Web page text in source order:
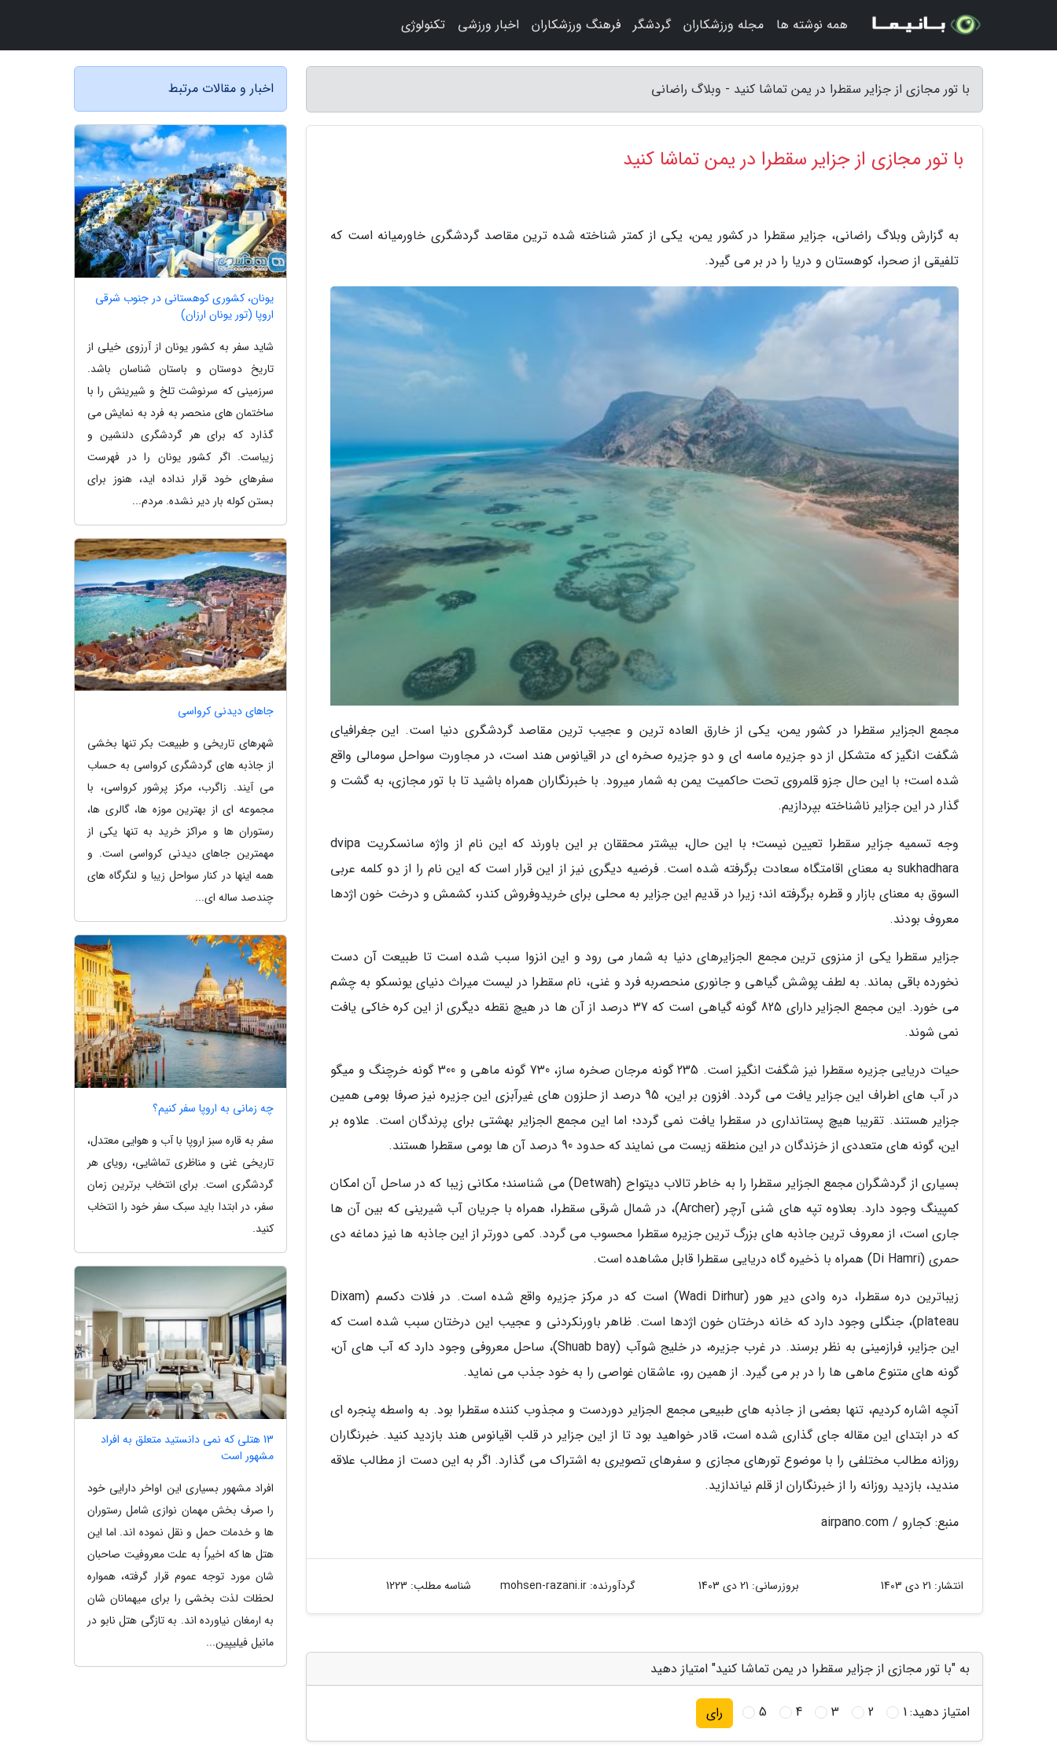
با تور مجازی از جزایر سقطرا در یمن تماشا کنید - وبلاگ راضانی
با تور مجازی از جزایر سقطرا در یمن تماشا کنید
به گزارش وبلاگ راضانی، جزایر سقطرا در کشور یمن، یکی از کمتر شناخته شده ترین مقاصد گردشگری خاورمیانه است که
تلفیقی از صحرا، کوهستان و دریا را در بر می گیرد.
مجمع الجزایر سقطرا در کشور یمن، یکی از خارق العاده ترین و عجیب ترین مقاصد گردشگری دنیا است. این جغرافیای
شگفت انگیز که متشکل از دو جزیره ماسه ای و دو جزیره صخره ای در اقیانوس هند است، در مجاورت سواحل سومالی واقع
شده است؛ با این حال جزو قلمروی تحت حاکمیت یمن به شمار میرود. با خبرنگاران همراه باشید تا با تور مجازی، به گشت و
گذار در این جزایر ناشناخته بپردازیم.
وجه تسمیه جزایر سقطرا تعیین نیست؛ با این حال، بیشتر محققان بر این باورند که این نام از واژه سانسکریت dvipa
sukhadhara به معنای اقامتگاه سعادت برگرفته شده است. فرضیه دیگری نیز از این قرار است که این نام را از دو کلمه عربی
السوق به معنای بازار و قطره برگرفته اند؛ زیرا در قدیم این جزایر به محلی برای خریدوفروش کندر، کشمش و درخت خون اژدها
معروف بودند.
جزایر سقطرا یکی از منزوی ترین مجمع الجزایرهای دنیا به شمار می رود و این انزوا سبب شده است تا طبیعت آن دست
نخورده باقی بماند. به لطف پوشش گیاهی و جانوری منحصربه فرد و غنی، نام سقطرا در لیست میراث دنیای یونسکو به چشم
می خورد. این مجمع الجزایر دارای 825 گونه گیاهی است که 37 درصد از آن ها در هیچ نقطه دیگری از این کره خاکی یافت
نمی شوند.
حیات دریایی جزیره سقطرا نیز شگفت انگیز است. 235 گونه مرجان صخره ساز، 730 گونه ماهی و 300 گونه خرچنگ و میگو
در آب های اطراف این جزایر یافت می گردد. افزون بر این، 95 درصد از حلزون های غیرآبزی این جزیره نیز صرفا بومی همین
جزایر هستند. تقریبا هیچ پستانداری در سقطرا یافت نمی گردد؛ اما این مجمع الجزایر بهشتی برای پرندگان است. علاوه بر
این، گونه های متعددی از خزندگان در این منطقه زیست می نمایند که حدود 90 درصد آن ها بومی سقطرا هستند.
بسیاری از گردشگران مجمع الجزایر سقطرا را به خاطر تالاب دیتواح (Detwah) می شناسند؛ مکانی زیبا که در ساحل آن امکان
کمپینگ وجود دارد. بعلاوه تپه های شنی آرچر (Archer)، در شمال شرقی سقطرا، همراه با جریان آب شیرینی که بین آن ها
جاری است، از معروف ترین جاذبه های بزرگ ترین جزیره سقطرا محسوب می گردد. کمی دورتر از این جاذبه ها نیز دماغه دی
حمری (Di Hamri) همراه با ذخیره گاه دریایی سقطرا قابل مشاهده است.
زیباترین دره سقطرا، دره وادی دیر هور (Wadi Dirhur) است که در مرکز جزیره واقع شده است. در فلات دکسم (Dixam
plateau)، جنگلی وجود دارد که خانه درختان خون اژدها است. ظاهر باورنکردنی و عجیب این درختان سبب شده است که
این جزایر، فرازمینی به نظر برسند. در غرب جزیره، در خلیج شوآب (Shuab bay)، ساحل معروفی وجود دارد که آب های آن،
گونه های متنوع ماهی ها را در بر می گیرد. از همین رو، عاشقان غواصی را به خود جذب می نماید.
آنچه اشاره کردیم، تنها بعضی از جاذبه های طبیعی مجمع الجزایر دوردست و مجذوب کننده سقطرا بود. به واسطه پنجره ای
که در ابتدای این مقاله جای گذاری شده است، قادر خواهید بود تا از این جزایر در قلب اقیانوس هند بازدید کنید. خبرنگاران
روزانه مطالب مختلفی را با موضوع تورهای مجازی و سفرهای تصویری به اشتراک می گذارد. اگر به این دست از مطالب علاقه
مندید، بازدید روزانه را از خبرنگاران از قلم نیاندازید.
منبع: کجارو / airpano.com
انتشار: 21 دی 1403 بروزرسانی: 21 دی 1403 گردآورنده:mohsen-razani.ir شناسه مطلب: 1223
به "با تور مجازی از جزایر سقطرا در یمن تماشا کنید" امتیاز دهید
امتیاز دهید:1
2
3
4
5 رای
اخبار و مقالات مرتبط
یونان، کشوری کوهستانی در جنوب شرقی
اروپا (تور یونان ارزان)
شاید سفر به کشور یونان از آرزوی خیلی از
تاریخ دوستان و باستان شناسان باشد.
سرزمینی که سرنوشت تلخ و شیرینش را با
ساختمان های منحصر به فرد به نمایش می
گذارد که برای هر گردشگری دلنشین و
زیباست. اگر کشور یونان را در فهرست
سفرهای خود قرار نداده اید، هنوز برای
بستن کوله بار دیر نشده. مردم...
جاهای دیدنی کرواسی
شهرهای تاریخی و طبیعت بکر تنها بخشی
از جاذبه های گردشگری کرواسی به حساب
می آیند. زاگرب، مرکز پرشور کرواسی، با
مجموعه ای از بهترین موزه ها، گالری ها،
رستوران ها و مراکز خرید به تنها یکی از
مهمترین جاهای دیدنی کرواسی است. و
همه اینها در کنار سواحل زیبا و لنگرگاه های
چندصد ساله ای...
چه زمانی به اروپا سفر کنیم؟
سفر به قاره سبز اروپا با آب و هوایی معتدل،
تاریخی غنی و مناظری تماشایی، رویای هر
گردشگری است. برای انتخاب برترین زمان
سفر، در ابتدا باید سبک سفر خود را انتخاب
کنید.
13 هتلی که نمی دانستید متعلق به افراد
مشهور است
افراد مشهور بسیاری این اواخر دارایی خود
را صرف بخش مهمان نوازی شامل رستوران
ها و خدمات حمل و نقل نموده اند. اما این
هتل ها که اخیراً به علت معروفیت صاحبان
شان مورد توجه عموم قرار گرفته، همواره
لحظات لذت بخشی را برای میهمانان شان
به ارمغان نیاورده اند. به تازگی هتل نابو در
مانیل فیلیپین...
همه نوشته ها مجله ورزشکاران گردشگر فرهنگ ورزشکاران اخبار ورزشی تکنولوژی